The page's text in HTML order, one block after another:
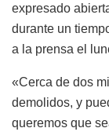
expresado
durante un
a la prensa el
«Cerca de dos
demolidos, y
queremos que